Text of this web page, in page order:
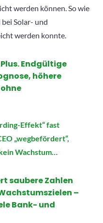
werden können. So wie
Solar- und
werden konnte.
Endgültige
höhere
Effekt“ fast
„wegbefördert“,
Wachstum…
saubere Zahlen
–
Bank- und